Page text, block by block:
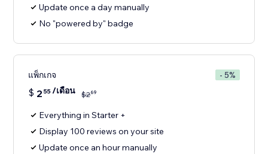
Update once a day manually
No "powered by" badge
แพ็กเกจ - 5%
$ 2 55/เดือน $269
Everything in Starter +
Display 100 reviews on your site
Update once an hour manually